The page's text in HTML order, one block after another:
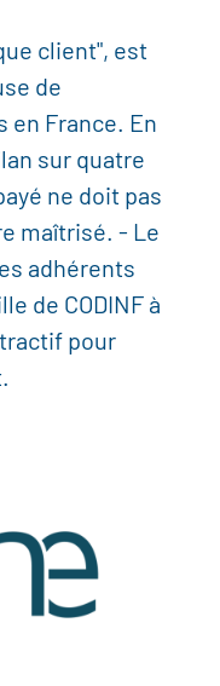
client", est
de
en France. En
sur quatre
ne doit pas
maîtrisé. - Le
adhérents
de CODINF à
pour